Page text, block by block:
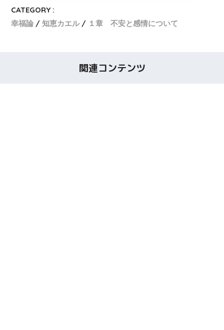
CATEGORY :
幸福論
知恵カエル １章 不安と感情について
関連コンテンツ